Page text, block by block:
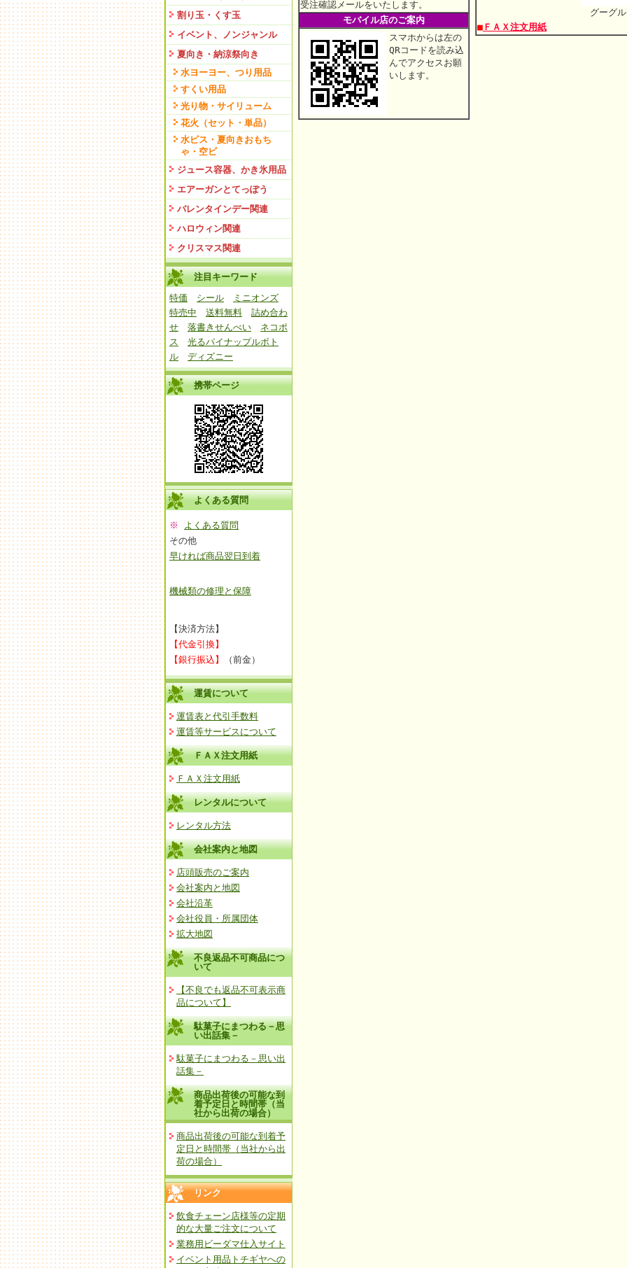
割り玉・くす玉
イベント、ノンジャンル
夏向き・納涼祭向き
水ヨーヨー、つり用品
すくい用品
光り物・サイリューム
花火（セット・単品）
水ピス・夏向きおもち
ゃ・空ビ
ジュース容器、かき氷用品
エアーガンとてっぽう
バレンタインデー関連
ハロウィン関連
クリスマス関連
注目キーワード
特価
シール
ミニオンズ
特売中
送料無料
詰め合わ
せ
落書きせんべい
ネコポ
ス
光るパイナップルボト
ル
ディズニー
携帯ページ
よくある質問
※
よくある質問
その他
早ければ商品翌日到着
機械類の修理と保障
【決済方法】
【代金引換】
【銀行振込】
（前金）
運賃について
運賃表と代引手数料
運賃等サービスについて
ＦＡＸ注文用紙
ＦＡＸ注文用紙
レンタルについて
レンタル方法
会社案内と地図
店頭販売のご案内
会社案内と地図
会社沿革
会社役員・所属団体
拡大地図
不良返品不可商品につ
いて
【不良でも返品不可表示商
品について】
駄菓子にまつわる－思
い出話集－
駄菓子にまつわる－思い出
話集－
商品出荷後の可能な到
着予定日と時間帯（当
社から出荷の場合）
商品出荷後の可能な到着予
定日と時間帯（当社から出
荷の場合）
リンク
飲食チェーン店様等の定期
的な大量ご注文について
業務用ビーダマ仕入サイト
イベント用品トチギヤへの
受注確認メールをいたします。
モバイル店のご案内
スマホからは左の
QRコードを読み込
んでアクセスお願
いします。
グーグ
■ ＦＡＸ注文用紙